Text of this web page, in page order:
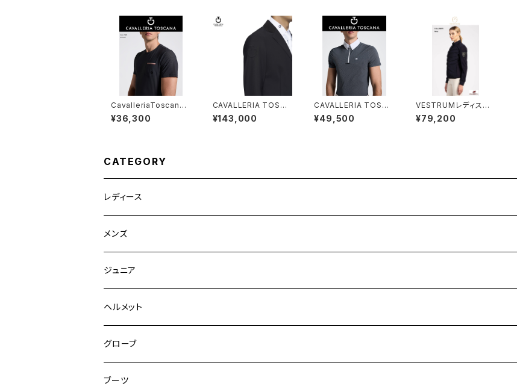
CavalleriaToscanaメ
ンズTシャツ TSU086
JE022
¥36,300
CAVALLERIA TOSCA
NAメンズジップジャケッ
トGGU032JE115
¥143,000
CAVALLERIA TOSCA
NAメンズ SSシャツ CA
U260 JE039
¥49,500
VESTRUMレディスソフ
トシェル W32602014
8
¥79,200
CATEGORY
レディース
競技用ジャケット
キュロット
フルグリップ
ニーグリップ
シャツ
ウェア
アウター
メンズ
競技用ジャケット
キュロット
フルグリップ
ニーグリップ
シャツ
ウェア
ジュニア
キュロット
ウエア
ヘルメット
グローブ
ブーツ